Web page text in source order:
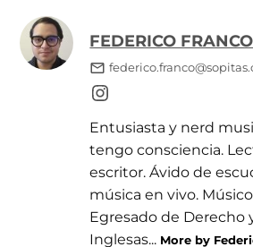
FEDERICO FRANCO
Entusiasta y nerd
tengo consciencia.
escritor. Ávido de
música en vivo.
Egresado de Derecho
Inglesas... More by